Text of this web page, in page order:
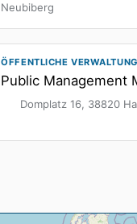
Neubiberg
ÖFFENTLICHE VERWALTUNG
Public Management
Domplatz 16, 38820